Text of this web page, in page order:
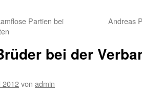
Partien bei
Andreas
bei der
2012von admin